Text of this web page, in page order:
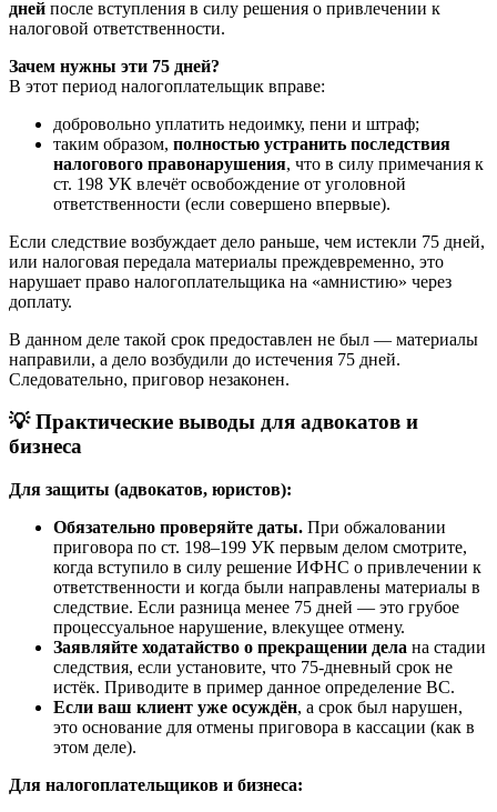
дней после вступления в силу решения о привлечении к
налоговой ответственности.
Зачем нужны эти 75 дней?
В этот период налогоплательщик вправе:
добровольно уплатить недоимку, пени и штраф;
таким образом, полностью устранить последствия
налогового правонарушения, что в силу примечания к
ст. 198 УК влечёт освобождение от уголовной
ответственности (если совершено впервые).
Если следствие возбуждает дело раньше, чем истекли 75 дней,
или налоговая передала материалы преждевременно, это
нарушает право налогоплательщика на «амнистию» через
доплату.
В данном деле такой срок предоставлен не был — материалы
направили, а дело возбудили до истечения 75 дней.
Следовательно, приговор незаконен.
💡Практические выводы для адвокатов и
бизнеса
Для защиты (адвокатов, юристов):
Обязательно проверяйте даты. При обжаловании
приговора по ст. 198–199 УК первым делом смотрите,
когда вступило в силу решение ИФНС о привлечении к
ответственности и когда были направлены материалы в
следствие. Если разница менее 75 дней — это грубое
процессуальное нарушение, влекущее отмену.
Заявляйте ходатайство о прекращении дела на стадии
следствия, если установите, что 75-дневный срок не
истёк. Приводите в пример данное определение ВС.
Если ваш клиент уже осуждён, а срок был нарушен,
это основание для отмены приговора в кассации (как в
этом деле).
Для налогоплательщиков и бизнеса: